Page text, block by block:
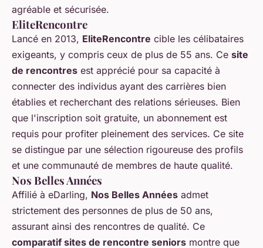
agréable et sécurisée.
EliteRencontre
Lancé en 2013, EliteRencontre cible les célibataires
exigeants, y compris ceux de plus de 55 ans. Ce site
de rencontres est apprécié pour sa capacité à
connecter des individus ayant des carrières bien
établies et recherchant des relations sérieuses. Bien
que l'inscription soit gratuite, un abonnement est
requis pour profiter pleinement des services. Ce site
se distingue par une sélection rigoureuse des profils
et une communauté de membres de haute qualité.
Nos Belles Années
Affilié à eDarling, Nos Belles Années admet
strictement des personnes de plus de 50 ans,
assurant ainsi des rencontres de qualité. Ce
comparatif sites de rencontre seniors montre que